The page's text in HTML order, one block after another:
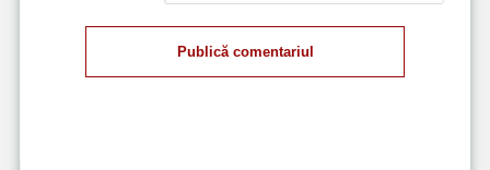
Publică comentariul